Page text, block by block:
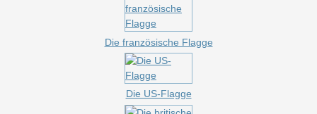
Die französische Flagge
Die US-Flagge